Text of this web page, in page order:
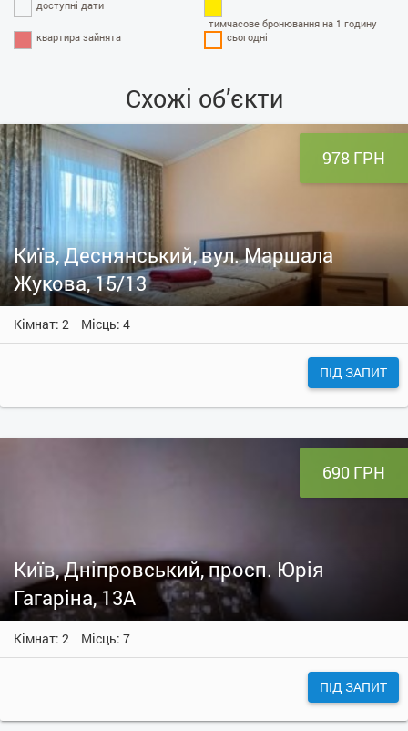
доступні дати
тимчасове бронювання на 1 годину
квартира зайнята
сьогодні
Схожі об’єкти
978 ГРН
Київ, Деснянський, вул. Маршала
Жукова, 15/13
Кімнат: 2 Місць: 4
ПІД ЗАПИТ
690 ГРН
Київ, Дніпровський, просп. Юрія
Гагаріна, 13А
Кімнат: 2 Місць: 7
ПІД ЗАПИТ